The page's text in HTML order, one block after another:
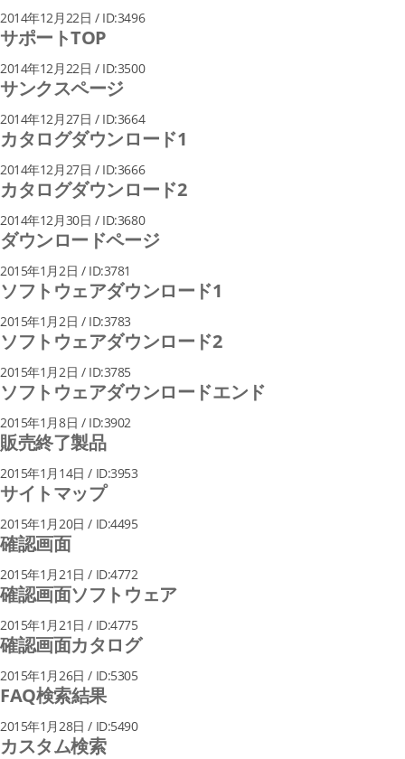
2014年12月22日 / ID:3496
サポートTOP
2014年12月22日 / ID:3500
サンクスページ
2014年12月27日 / ID:3664
カタログダウンロード1
2014年12月27日 / ID:3666
カタログダウンロード2
2014年12月30日 / ID:3680
ダウンロードページ
2015年1月2日 / ID:3781
ソフトウェアダウンロード1
2015年1月2日 / ID:3783
ソフトウェアダウンロード2
2015年1月2日 / ID:3785
ソフトウェアダウンロードエンド
2015年1月8日 / ID:3902
販売終了製品
2015年1月14日 / ID:3953
サイトマップ
2015年1月20日 / ID:4495
確認画面
2015年1月21日 / ID:4772
確認画面ソフトウェア
2015年1月21日 / ID:4775
確認画面カタログ
2015年1月26日 / ID:5305
FAQ検索結果
2015年1月28日 / ID:5490
カスタム検索